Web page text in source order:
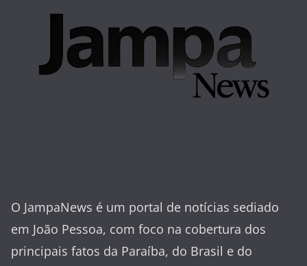
O JampaNews é um portal de notícias sediado
em João Pessoa, com foco na cobertura dos
principais fatos da Paraíba, do Brasil e do